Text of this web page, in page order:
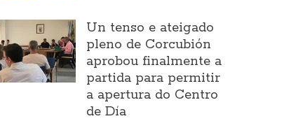
Un tenso e ateigado
pleno de Corcubión
aprobou finalmente a
partida para permitir
a apertura do Centro
de Día